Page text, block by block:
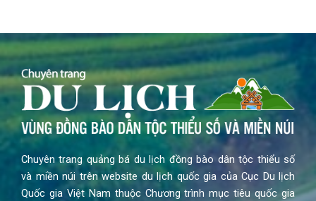
Chuyên trang quảng bá du lịch đồng bào dân tộc thiểu số
và miền núi trên website du lịch quốc gia của Cục Du lịch
Quốc gia Việt Nam thuộc Chương trình mục tiêu quốc gia